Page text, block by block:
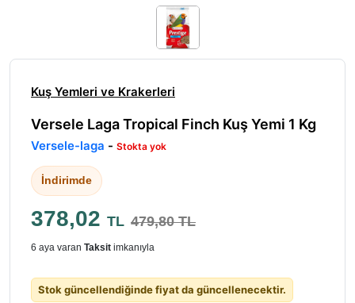
Kuş Yemleri ve Krakerleri
Versele Laga Tropical Finch Kuş Yemi 1 Kg
Versele-laga - Stokta yok
İndirimde
378,02 TL 479,80 TL
6 aya varan Taksit imkanıyla
Stok güncellendiğinde fiyat da güncellenecektir.